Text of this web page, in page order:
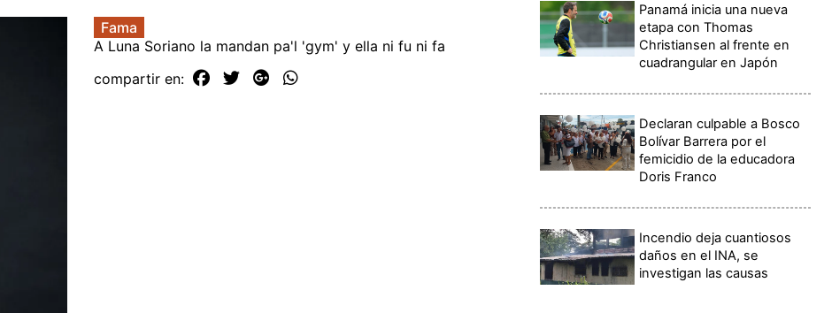
Fama
A Luna Soriano la mandan pa'l 'gym' y ella ni fu ni fa
compartir en:
Panamá inicia una nueva
etapa con Thomas
Christiansen al frente en
cuadrangular en Japón
Declaran culpable a Bosco
Bolívar Barrera por el
femicidio de la educadora
Doris Franco
Incendio deja cuantiosos
daños en el INA, se
investigan las causas